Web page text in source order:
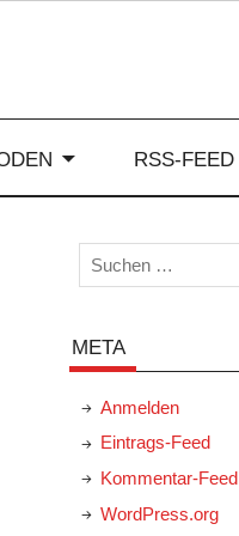
RSS-FEED
META
Anmelden
Eintrags-Feed
Kommentar-Feed
WordPress.org